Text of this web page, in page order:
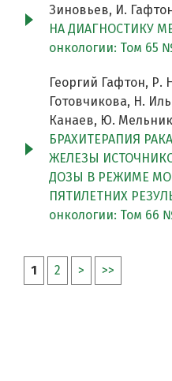
Зиновьев, И.
НА ДИАГНОСТИКУ
онкологии: Том 65
Георгий Гафтон,
Готовчикова, Н.
Канаев, Ю.
БРАХИТЕРАПИЯ
ЖЕЛЕЗЫ
ДОЗЫ В РЕЖИМЕ
ПЯТИЛЕТНИХ
онкологии: Том 66
1 2 > >>